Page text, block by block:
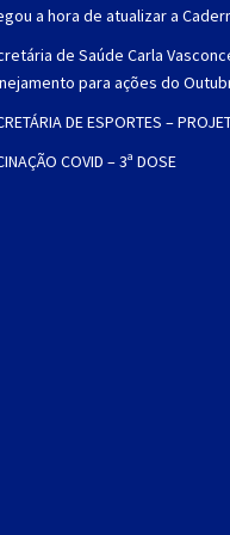
a hora de atualizar a
de Saúde Carla
para ações do
DE ESPORTES –
COVID – 3ª DOSE